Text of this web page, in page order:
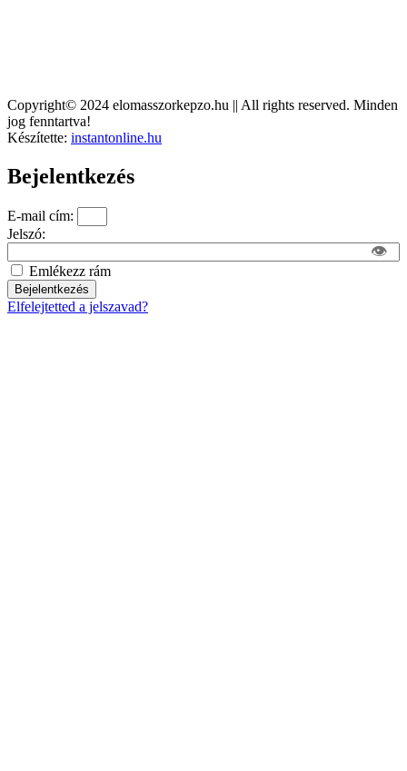
Copyright© 2024 elomasszorkepzo.hu || All rights reserved. Minden
jog fenntartva!​
Készítette: instantonline.hu​
Bejelentkezés
E-mail cím:
Jelszó:
👁
Emlékezz rám
Bejelentkezés
Elfelejtetted a jelszavad?